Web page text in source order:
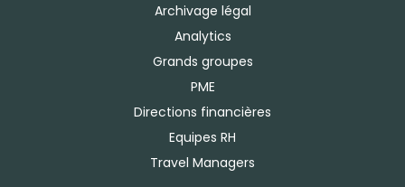
Archivage légal
Analytics
Grands groupes
PME
Directions financières
Equipes RH
Travel Managers